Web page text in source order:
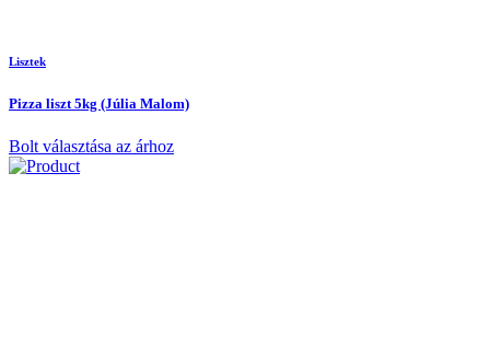
Lisztek
Pizza liszt 5kg (Júlia Malom)
Bolt választása az árhoz